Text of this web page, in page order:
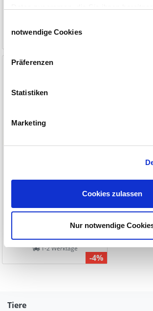
haben.
notwendige Cookies
Präferenzen
Statistiken
Marketing
Cookies zulassen
Nur notwendige
ab99,90 €
1-2 Werktage
Weidezaun-Kombi-Gerät Xi
529,00 €
1-2 Werktage
-4%
Tiere